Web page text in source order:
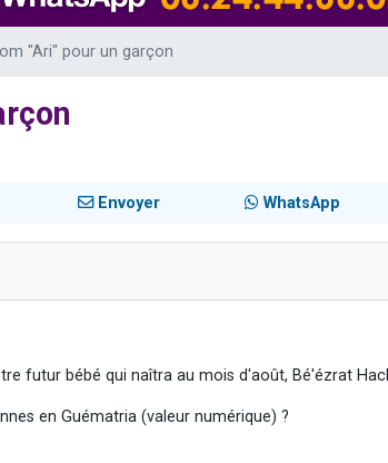
"Ari" pour un garçon
Envoyer WhatsApp
futur bébé qui naîtra au mois d'août, Bé'ézrat
en Guématria (valeur numérique) ?